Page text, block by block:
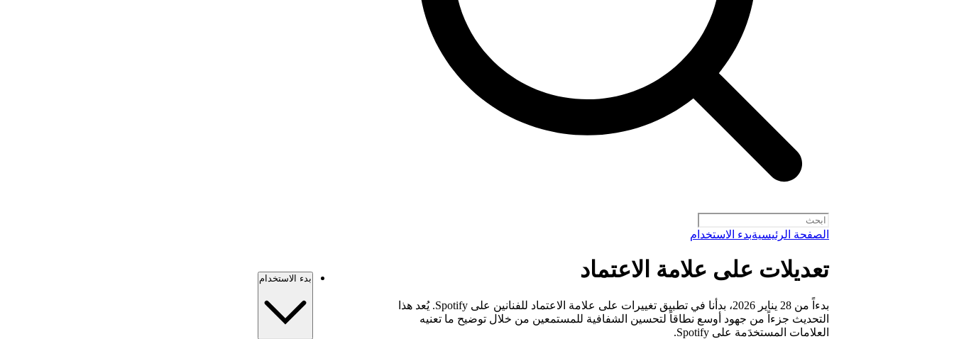
الصفحة الرئيسيةبدء الاستخدام
تعديلات على علامة الاعتماد
بدءاً من 28 يناير 2026، بدأنا في تطبيق تغييرات على علامة الاعتماد للفنانين على Spotify. يُعد هذا
التحديث جزءاً من جهود أوسع نطاقاً لتحسين الشفافية للمستمعين من خلال توضيح ما تعنيه
العلامات المستخدَمة على Spotify.
بدء الاستخدام